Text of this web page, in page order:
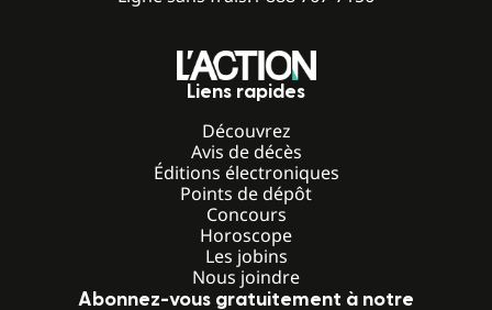
Liens rapides
Découvrez
Avis de décès
Éditions électroniques
Points de dépôt
Concours
Horoscope
Les jobins
Nous joindre
Abonnez-vous gratuitement à notre